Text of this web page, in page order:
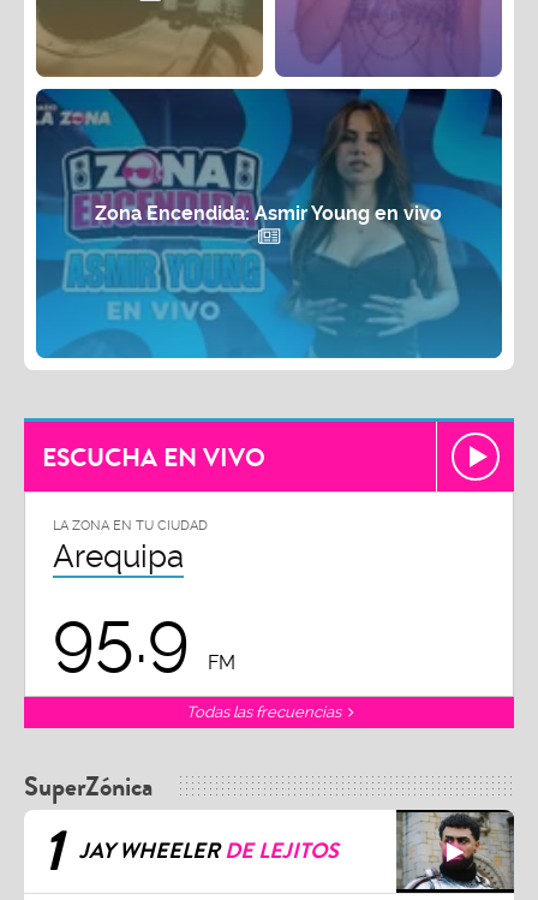
Zona Encendida: Asmir Young en vivo
ESCUCHA EN VIVO
LA ZONA EN TU CIUDAD
Arequipa
95.9 FM
Todas las frecuencias
SuperZónica
1 JAY WHEELERDE LEJITOS